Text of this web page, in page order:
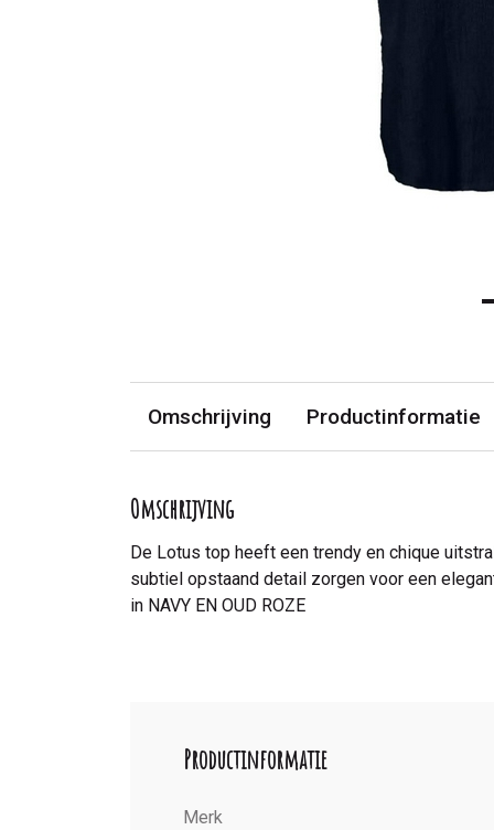
Omschrijving Productinformatie
Omschrijving
De Lotus top heeft een trendy en chique
subtiel opstaand detail zorgen voor een
in NAVY EN OUD ROZE
Productinformatie
Merk